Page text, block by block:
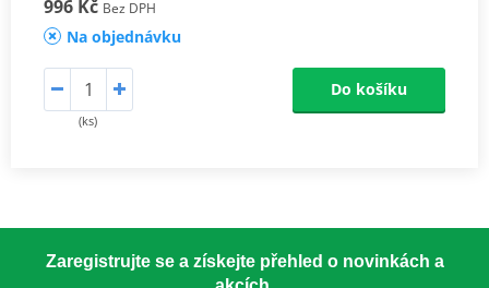
996 Kč Bez DPH
Na objednávku
(ks)
Do košíku
Zaregistrujte se a získejte přehled o novinkách a